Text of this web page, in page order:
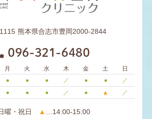
熊本県合志市豊岡2000-2844
096-321-6480
月 火 水 木 金 土
日
● ● ● ／ ● ●
／
● ● ● ／ ● ▲ ／
曜・祝日 ▲
…14:00-15:00